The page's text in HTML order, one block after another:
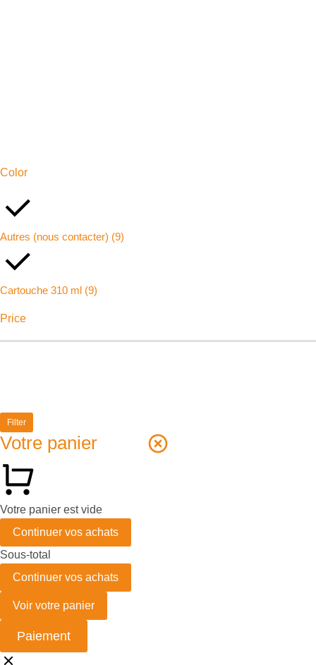
Color
Autres (nous contacter) (9)
Cartouche 310 ml (9)
Price
Filter
Votre panier
Votre panier est vide
Continuer vos achats
Sous-total
Continuer vos achats
Voir votre panier
Paiement